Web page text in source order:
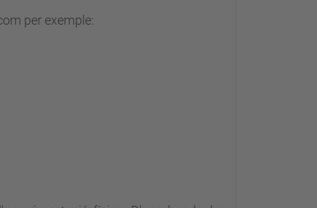
per exemple: